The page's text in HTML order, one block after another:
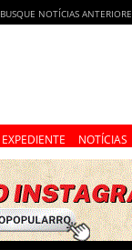
BUSQUE NOTÍCIAS
EXPEDIENTE NOTÍCIAS